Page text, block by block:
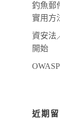
釣魚郵
實用方
資安法
開始
近期